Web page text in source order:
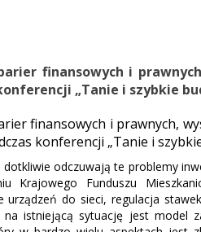
finansowych i
„Tanie i szybkie
finansowych i prawnych,
konferencji „Tanie i
dotkliwie odczuwają te problemy
Krajowego Funduszu
urządzeń do sieci, regulacja
na istniejącą sytuację jest model